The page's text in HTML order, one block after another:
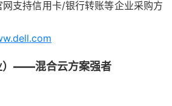
支持信用卡/银行转账等企业采购方
）——混合云方案强者